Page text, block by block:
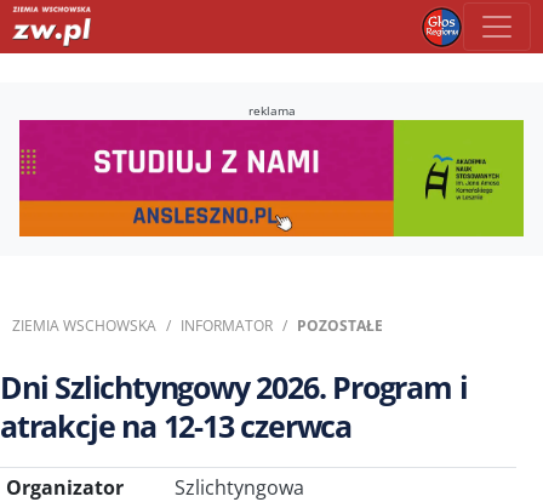
reklama
ZIEMIA WSCHOWSKA INFORMATOR POZOSTAŁE
Dni Szlichtyngowy 2026. Program i
atrakcje na 12-13 czerwca
Organizator
Szlichtyngowa